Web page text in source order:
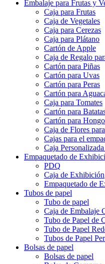
Embalaje para Frutas y
Caja para Frutas
Caja de Vegetales
Caja para Cerezas
Caja para Plátano
Cartón de Apple
Caja de Regalo
Cartón para Piñas
Cartón para Uvas
Cartón para Peras
Cartón para
Caja para Tomates
Cartón para
Cartón para
Caja de Flores
Cajas para el
Caja
Empaquetado de
PDQ
Caja de Exhibición
Empaquetado de
Tubos de papel
Tubo de papel
Caja de Embalaje
Tubo de Papel de
Tubo de Papel
Tubos de Papel
Bolsas de papel
Bolsas de papel